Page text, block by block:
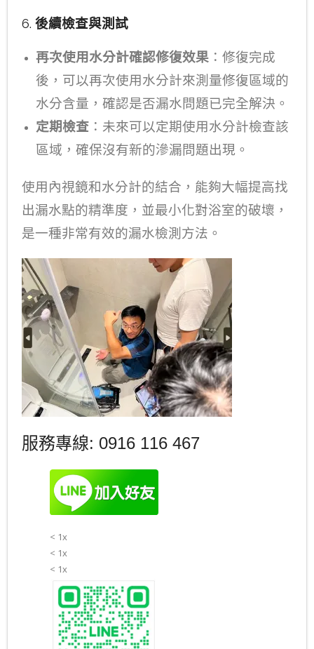
6. 後續檢查與測試
再次使用水分計確認修復效果 ：修復完成
後，可以再次使用水分計來測量修復區域的
水分含量，確認是否漏水問題已完全解決。
定期檢查 ：未來可以定期使用水分計檢查該
區域，確保沒有新的滲漏問題出現。
使用內視鏡和水分計的結合，能夠大幅提高找
出漏水點的精準度，並最小化對浴室的破壞，
是一種非常有效的漏水檢測方法。
服務專線: 0916 116 467
< 1x
< 1x
< 1x